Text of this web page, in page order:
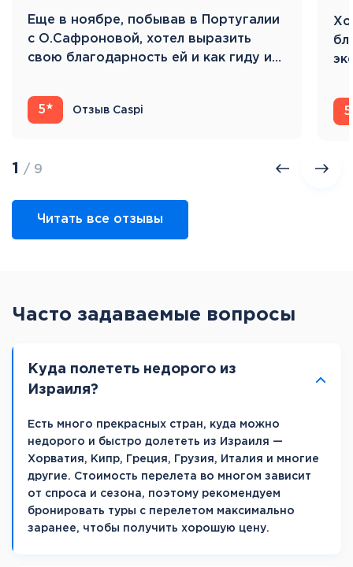
Eще в ноябре, побывав в Португалии
с О.Сафроновой, хотел выразить
свою благодарность ей и как гиду и…
5 Отзыв Caspi 5
1 / 9
Читать все отзывы
Часто задаваемые вопросы
Куда полететь недорого из
Израиля?
Есть много прекрасных стран, куда можно
недорого и быстро долететь из Израиля —
Хорватия, Кипр, Греция, Грузия, Италия и многие
другие. Стоимость перелета во многом зависит
от спроса и сезона, поэтому рекомендуем
бронировать туры с перелетом максимально
заранее, чтобы получить хорошую цену.